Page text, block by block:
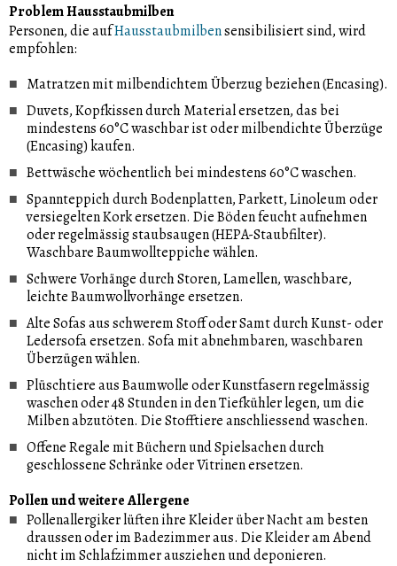
Problem Hausstaubmilben
Personen, die aufHausstaubmilbensensibilisiert sind, wird
empfohlen:
Matratzen mit milbendichtem Überzug beziehen (Encasing).
Duvets, Kopfkissen durch Material ersetzen, das bei
mindestens 60°C waschbar ist oder milbendichte Überzüge
(Encasing) kaufen.
Bettwäsche wöchentlich bei mindestens 60°C waschen.
Spannteppich durch Bodenplatten, Parkett, Linoleum oder
versiegelten Kork ersetzen. Die Böden feucht aufnehmen
oder regelmässig staubsaugen (HEPA-Staubfilter).
Waschbare Baumwollteppiche wählen.
Schwere Vorhänge durch Storen, Lamellen, waschbare,
leichte Baumwollvorhänge ersetzen.
Alte Sofas aus schwerem Stoff oder Samt durch Kunst- oder
Ledersofa ersetzen. Sofa mit abnehmbaren, waschbaren
Überzügen wählen.
Plüschtiere aus Baumwolle oder Kunstfasern regelmässig
waschen oder 48 Stunden in den Tiefkühler legen, um die
Milben abzutöten. Die Stofftiere anschliessend waschen.
Offene Regale mit Büchern und Spielsachen durch
geschlossene Schränke oder Vitrinen ersetzen.
Pollen und weitere Allergene
Pollenallergiker lüften ihre Kleider über Nacht am besten
draussen oder im Badezimmer aus. Die Kleider am Abend
nicht im Schlafzimmer ausziehen und deponieren.